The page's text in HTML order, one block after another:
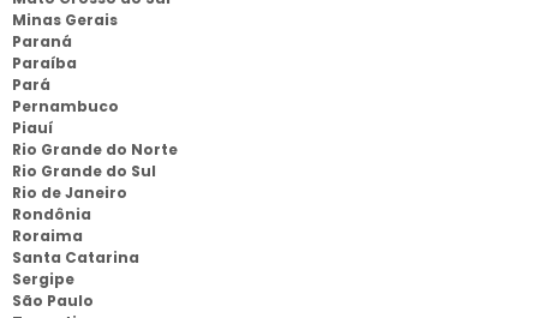
Minas Gerais
Paraná
Paraíba
Pará
Pernambuco
Piauí
Rio Grande do Norte
Rio Grande do Sul
Rio de Janeiro
Rondônia
Roraima
Santa Catarina
Sergipe
São Paulo